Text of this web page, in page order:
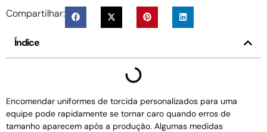
Compartilhar:
Índice
Encomendar uniformes de torcida personalizados para uma
equipe pode rapidamente se tornar caro quando erros de
tamanho aparecem após a produção. Algumas medidas